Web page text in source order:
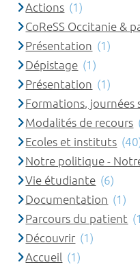
Actions (1)
CoReSS Occitanie &
Présentation (1)
Dépistage (1)
Présentation (1)
Formations, journées
Modalités de recours
Ecoles et instituts
Notre politique -
Vie étudiante (6)
Documentation (1)
Parcours du patient
Découvrir (1)
Accueil (1)